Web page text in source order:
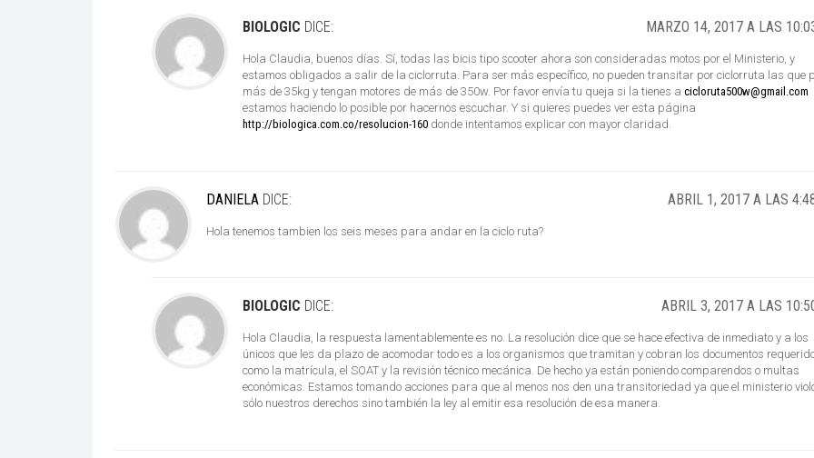
BIOLOGIC DICE: MARZO 14, 2017 A LAS
Hola Claudia, buenos días. Sí, todas las bicis tipo scooter ahora son consideradas motos por el Ministerio, y
estamos obligados a salir de la ciclorruta. Para ser más específico, no pueden transitar por ciclorruta las que
más de 35kg y tengan motores de más de 350w. Por favor envía tu queja si la tienes a cicloruta500w@gmail.com
estamos haciendo lo posible por hacernos escuchar. Y si quieres puedes ver esta página
http://biologica.com.co/resolucion-160 donde intentamos explicar con mayor claridad.
DANIELA DICE: ABRIL 1, 2017 A LAS
Hola tenemos tambien los seis meses para andar en la ciclo ruta?
BIOLOGIC DICE: ABRIL 3, 2017 A LAS
Hola Claudia, la respuesta lamentablemente es no. La resolución dice que se hace efectiva de inmediato y a los
únicos que les da plazo de acomodar todo es a los organismos que tramitan y cobran los documentos
como la matrícula, el SOAT y la revisión técnico mecánica. De hecho ya están poniendo comparendos o multas
económicas. Estamos tomando acciones para que al menos nos den una transitoriedad ya que el ministerio
sólo nuestros derechos sino también la ley al emitir esa resolución de esa manera.